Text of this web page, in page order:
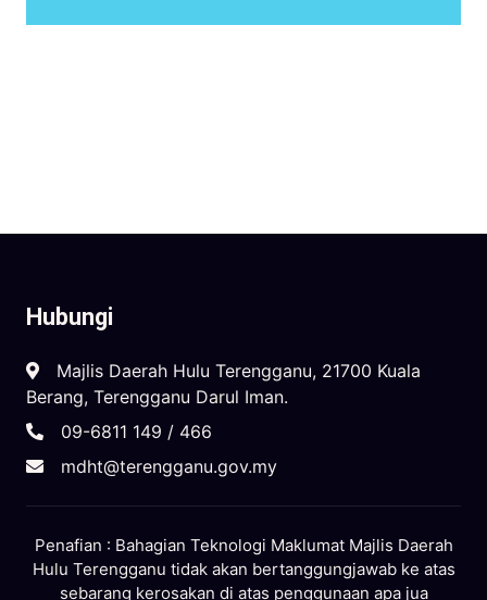
Hubungi
Majlis Daerah Hulu Terengganu, 21700 Kuala
Berang, Terengganu Darul Iman.
09-6811 149 / 466
mdht@terengganu.gov.my
Penafian : Bahagian Teknologi Maklumat Majlis Daerah
Hulu Terengganu tidak akan bertanggungjawab ke atas
sebarang kerosakan di atas penggunaan apa jua